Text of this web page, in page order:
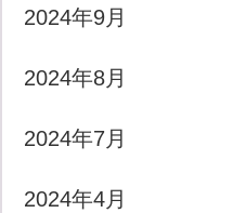
2024年9月
2024年8月
2024年7月
2024年4月